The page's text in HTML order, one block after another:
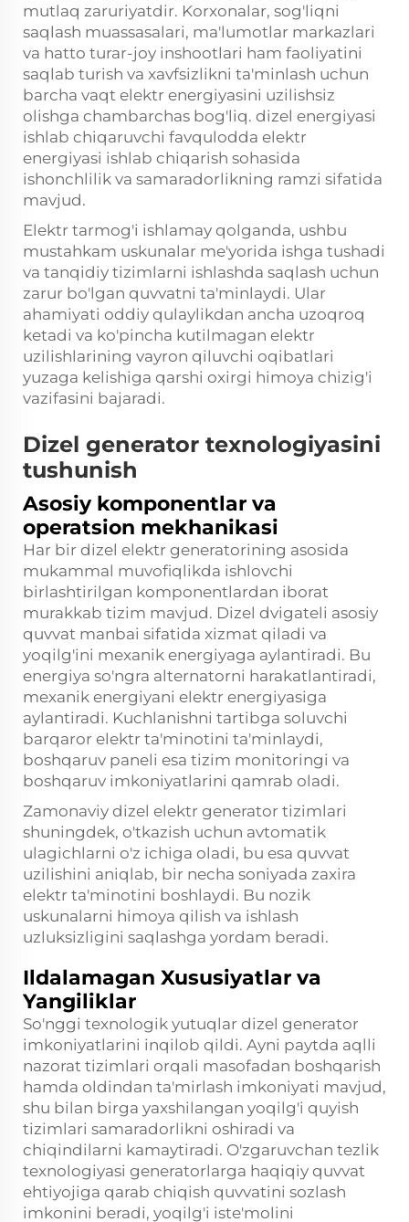
mutlaq zaruriyatdir. Korxonalar, sog'liqni
saqlash muassasalari, ma'lumotlar markazlari
va hatto turar-joy inshootlari ham faoliyatini
saqlab turish va xavfsizlikni ta'minlash uchun
barcha vaqt elektr energiyasini uzilishsiz
olishga chambarchas bog'liq. dizel energiyasi
ishlab chiqaruvchi favqulodda elektr
energiyasi ishlab chiqarish sohasida
ishonchlilik va samaradorlikning ramzi sifatida
mavjud.
Elektr tarmog'i ishlamay qolganda, ushbu
mustahkam uskunalar me'yorida ishga tushadi
va tanqidiy tizimlarni ishlashda saqlash uchun
zarur bo'lgan quvvatni ta'minlaydi. Ular
ahamiyati oddiy qulaylikdan ancha uzoqroq
ketadi va ko'pincha kutilmagan elektr
uzilishlarining vayron qiluvchi oqibatlari
yuzaga kelishiga qarshi oxirgi himoya chizig'i
vazifasini bajaradi.
Dizel generator texnologiyasini
tushunish
Asosiy komponentlar va
operatsion mekhanikasi
Har bir dizel elektr generatorining asosida
mukammal muvofiqlikda ishlovchi
birlashtirilgan komponentlardan iborat
murakkab tizim mavjud. Dizel dvigateli asosiy
quvvat manbai sifatida xizmat qiladi va
yoqilg'ini mexanik energiyaga aylantiradi. Bu
energiya so'ngra alternatorni harakatlantiradi,
mexanik energiyani elektr energiyasiga
aylantiradi. Kuchlanishni tartibga soluvchi
barqaror elektr ta'minotini ta'minlaydi,
boshqaruv paneli esa tizim monitoringi va
boshqaruv imkoniyatlarini qamrab oladi.
Zamonaviy dizel elektr generator tizimlari
shuningdek, o'tkazish uchun avtomatik
ulagichlarni o'z ichiga oladi, bu esa quvvat
uzilishini aniqlab, bir necha soniyada zaxira
elektr ta'minotini boshlaydi. Bu nozik
uskunalarni himoya qilish va ishlash
uzluksizligini saqlashga yordam beradi.
Ildalamagan Xususiyatlar va
Yangiliklar
So'nggi texnologik yutuqlar dizel generator
imkoniyatlarini inqilob qildi. Ayni paytda aqlli
nazorat tizimlari orqali masofadan boshqarish
hamda oldindan ta'mirlash imkoniyati mavjud,
shu bilan birga yaxshilangan yoqilg'i quyish
tizimlari samaradorlikni oshiradi va
chiqindilarni kamaytiradi. O'zgaruvchan tezlik
texnologiyasi generatorlarga haqiqiy quvvat
ehtiyojiga qarab chiqish quvvatini sozlash
imkonini beradi, yoqilg'i iste'molini